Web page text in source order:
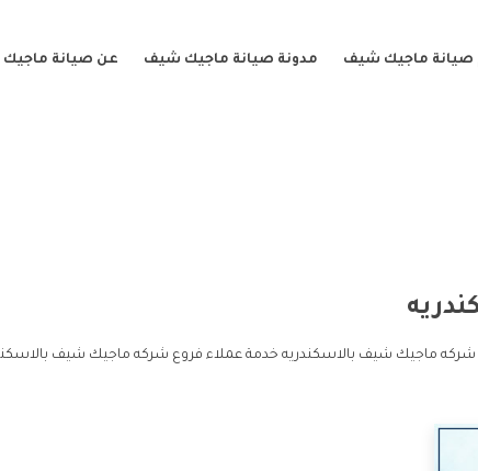
صيانة ماجيك شيف مدونة صيانة ماجيك شيف عن صيانة
شركه ماجيك شيف بالاسكندريه خدمة عملاء فروع شركه ماجيك شيف